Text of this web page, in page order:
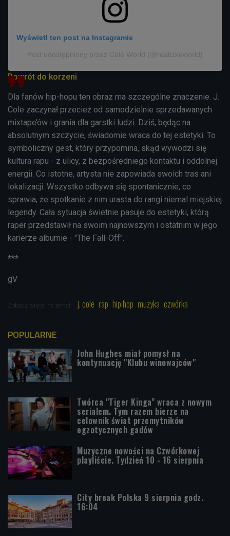
Wyświetl ten post na Instagramie
Post udostępniony przez Cole World (@realcoleworld)
Powrót do korzeni
Dla fanów hip-hopu ten obraz ma szczególne znaczenie. J.
Cole zaczynał przecież od samodzielnie sprzedawanych
mixtape’ów i grania dla garstki ludzi. Dziś, będąc na
absolutnym szczycie, świadomie wraca do tej estetyki. To
symboliczny gest, który przypomina, skąd wywodzi się
kultura rapu - z ulicy, z bezpośredniego kontaktu i oddolnej
energii. Co istotne, artysta nie zapowiada swoich tras ani
lokalizacji. Wszystko odbywa się spontanicznie, co
sprawia, że spotkanie z nim urasta do rangi niemal miejskiej
legendy. Cała sytuacja świetnie pasuje do estetyki, którą
raper przedstawił na swoim najnowszym i ostatnim w jego
karierze albumie - "The Fall-Off".
***
gV
Zobacz więcej na temat: j. cole rap hip hop muzyka czwórka
POPULARNE
John Hughes miał pomysł na
kontynuację "Klubu winowajców"
Twórca "Tiger Kinga" wraca z nowym
serialem. Tym razem bierze na
celownik świat przemytników
egzotycznych gadów
Muzyczne nowości na Czwórkowej
playliście. Tydzień 10 - 16 sierpnia
City break Polska 9 sierpnia godz.
16:04